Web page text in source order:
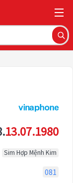
13.07.1980
Sim Hợp Mệnh Kim
081